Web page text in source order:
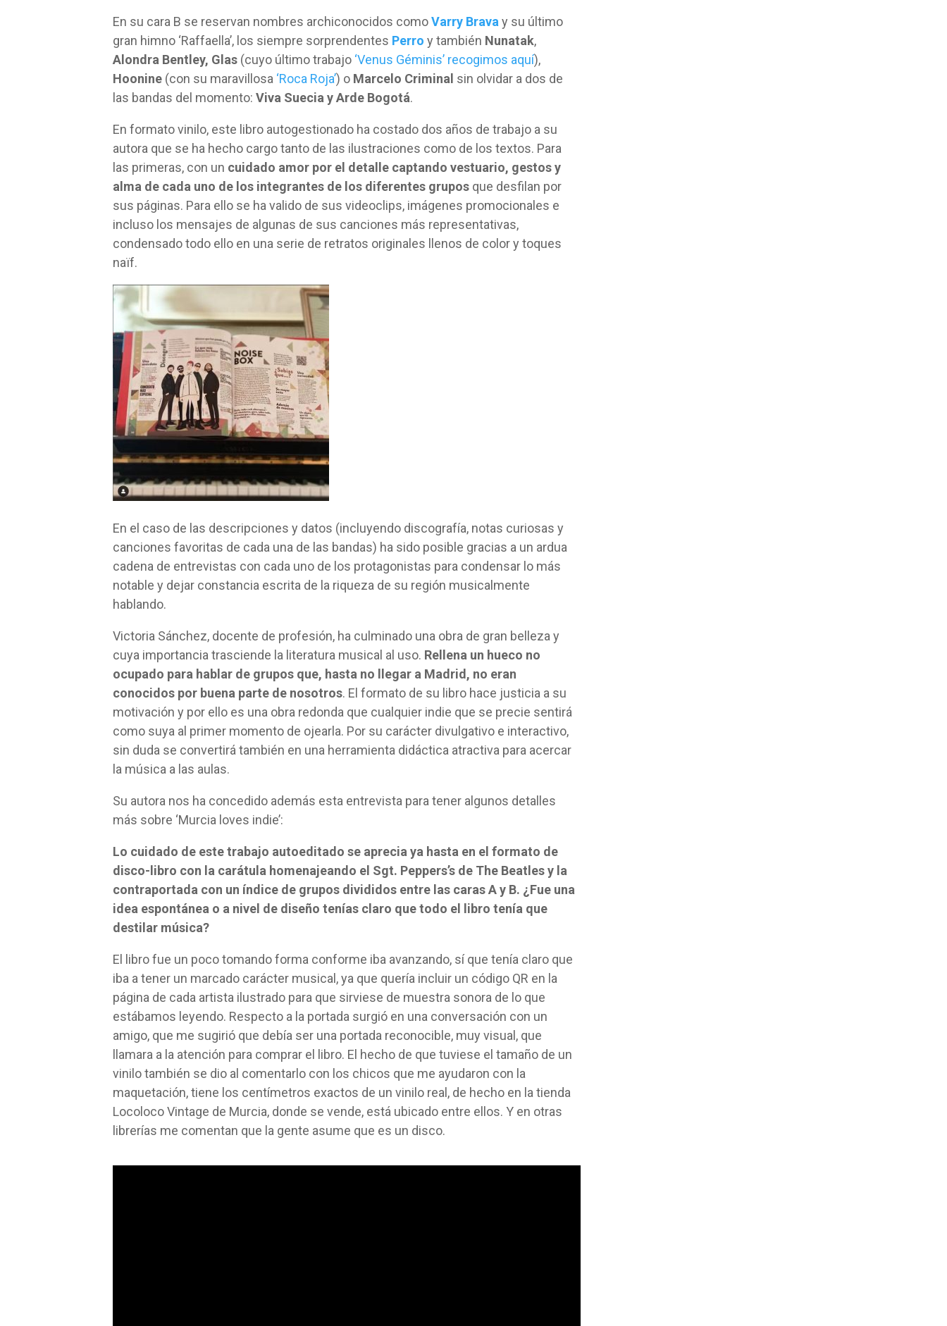
En su cara B se reservan nombres archiconocidos comoVarry Bravay su último
gran himno ‘Raffaella’, los siempre sorprendentes Perro y también Nunatak,
Alondra Bentley, Glas (cuyo último trabajo ‘Venus Géminis’ recogimos aquí),
Hoonine (con su maravillosa ‘Roca Roja’) o Marcelo Criminal sin olvidar a dos de
las bandas del momento: Viva Suecia y Arde Bogotá.
En formato vinilo, este libro autogestionado ha costado dos años de trabajo a su
autora que se ha hecho cargo tanto de las ilustraciones como de los textos. Para
las primeras, con un cuidado amor por el detalle captando vestuario, gestos y
alma de cada uno de los integrantes de los diferentes grupos que desfilan por
sus páginas. Para ello se ha valido de sus videoclips, imágenes promocionales e
incluso los mensajes de algunas de sus canciones más representativas,
condensado todo ello en una serie de retratos originales llenos de color y toques
naïf.
En el caso de las descripciones y datos (incluyendo discografía, notas curiosas y
canciones favoritas de cada una de las bandas) ha sido posible gracias a un ardua
cadena de entrevistas con cada uno de los protagonistas para condensar lo más
notable y dejar constancia escrita de la riqueza de su región musicalmente
hablando.
Victoria Sánchez, docente de profesión, ha culminado una obra de gran belleza y
cuya importancia trasciende la literatura musical al uso. Rellena un hueco no
ocupado para hablar de grupos que, hasta no llegar a Madrid, no eran
conocidos por buena parte de nosotros. El formato de su libro hace justicia a su
motivación y por ello es una obra redonda que cualquier indie que se precie sentirá
como suya al primer momento de ojearla. Por su carácter divulgativo e interactivo,
sin duda se convertirá también en una herramienta didáctica atractiva para acercar
la música a las aulas.
Su autora nos ha concedido además esta entrevista para tener algunos detalles
más sobre ‘Murcia loves indie’:
Lo cuidado de este trabajo autoeditado se aprecia ya hasta en el formato de
disco-libro con la carátula homenajeando el Sgt. Peppers’s de The Beatles y la
contraportada con un índice de grupos divididos entre las caras A y B. ¿Fue una
idea espontánea o a nivel de diseño tenías claro que todo el libro tenía que
destilar música?
El libro fue un poco tomando forma conforme iba avanzando, sí que tenía claro que
iba a tener un marcado carácter musical, ya que quería incluir un código QR en la
página de cada artista ilustrado para que sirviese de muestra sonora de lo que
estábamos leyendo. Respecto a la portada surgió en una conversación con un
amigo, que me sugirió que debía ser una portada reconocible, muy visual, que
llamara a la atención para comprar el libro. El hecho de que tuviese el tamaño de un
vinilo también se dio al comentarlo con los chicos que me ayudaron con la
maquetación, tiene los centímetros exactos de un vinilo real, de hecho en la tienda
Locoloco Vintage de Murcia, donde se vende, está ubicado entre ellos. Y en otras
librerías me comentan que la gente asume que es un disco.